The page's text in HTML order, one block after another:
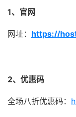
1、官网
网址： https://
2、优惠码
全场八折优惠码：